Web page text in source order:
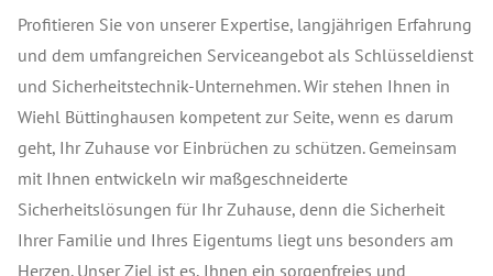
Profitieren Sie von unserer Expertise, langjährigen Erfahrung
und dem umfangreichen Serviceangebot als Schlüsseldienst
und Sicherheitstechnik-Unternehmen. Wir stehen Ihnen in
Wiehl Büttinghausen kompetent zur Seite, wenn es darum
geht, Ihr Zuhause vor Einbrüchen zu schützen. Gemeinsam
mit Ihnen entwickeln wir maßgeschneiderte
Sicherheitslösungen für Ihr Zuhause, denn die Sicherheit
Ihrer Familie und Ihres Eigentums liegt uns besonders am
Herzen. Unser Ziel ist es, Ihnen ein sorgenfreies und